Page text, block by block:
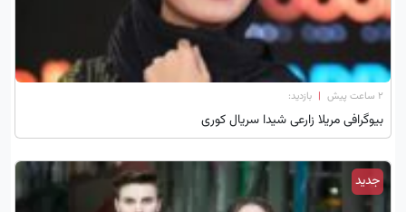
۲ ساعت پیش | بازدید:
بیوگرافی مریلا زارعی شیدا سریال کوری
جدید